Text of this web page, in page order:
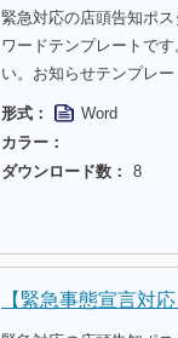
緊急対応の店頭告知ポ
ワードテンプレートで
い。お知らせテンプレ
形式：
Word
カラー：
ダウンロード数：
8
【緊急事態宣言対